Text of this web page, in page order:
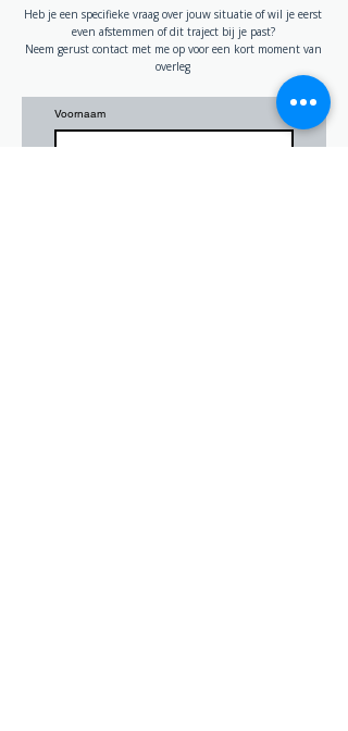
Heb je een specifieke vraag over jouw situatie of wil je eerst
even afstemmen of dit traject bij je past?
Neem gerust contact met me op voor een kort moment van
overleg
Voornaam